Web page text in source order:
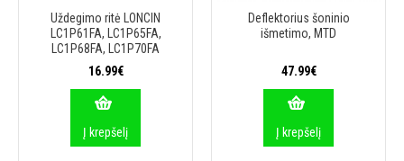
Uždegimo ritė LONCIN
LC1P61FA, LC1P65FA,
LC1P68FA, LC1P70FA
16.99€
Į krepšelį
Deflektorius šoninio
išmetimo, MTD
47.99€
Į krepšelį